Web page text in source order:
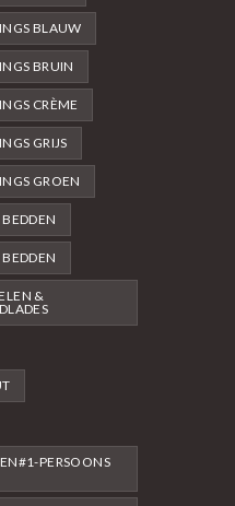
BLAUW
BRUIN
CRÈME
GRIJS
GROEN
&
PERSOONS